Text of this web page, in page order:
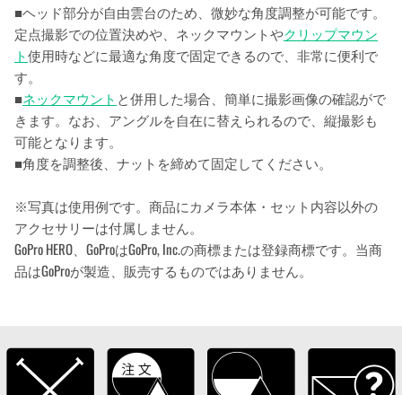
■ヘッド部分が自由雲台のため、微妙な角度調整が可能です。
定点撮影での位置決めや、ネックマウントやクリップマウン
ト使用時などに最適な角度で固定できるので、非常に便利で
す。
■ネックマウント と併用した場合、簡単に撮影画像の確認がで
きます。なお、アングルを自在に替えられるので、縦撮影も
可能となります。
■角度を調整後、ナットを締めて固定してください。
※写真は使用例です。商品にカメラ本体・セット内容以外の
アクセサリーは付属しません。
GoPro HERO、GoProはGoPro, Inc.の商標または登録商標です。当商
品はGoProが製造、販売するものではありません。